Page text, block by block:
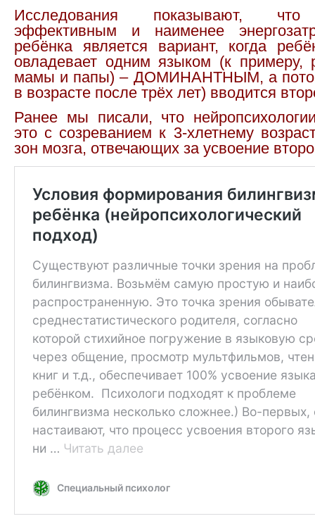
Исследования показывают, что
эффективным и наименее
ребёнка является вариант, когда
овладевает одним языком (к примеру,
мамы и папы) – ДОМИНАНТНЫМ, а
в возрасте после трёх лет) вводится
Ранее мы писали, что
это с созреванием к 3-хлетнему
зон мозга, отвечающих за усвоение